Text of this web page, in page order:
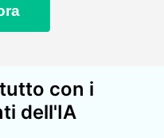
con i
dell'IA